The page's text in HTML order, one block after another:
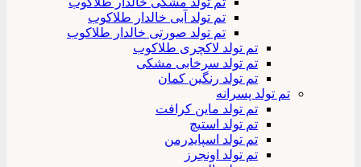
تم تولد آبی خالدار طلاکوب
تم تولد صورتی خالدار طلاکوب
تم تولد لاکچری طلاکوب
تم تولد سرخابی مشکی
تم تولد رنگین کمان
تم تولد پسرانه
تم تولد ماین کرافت
تم تولد استیچ
تم تولد اسپایدرمن
تم تولد اونجرز